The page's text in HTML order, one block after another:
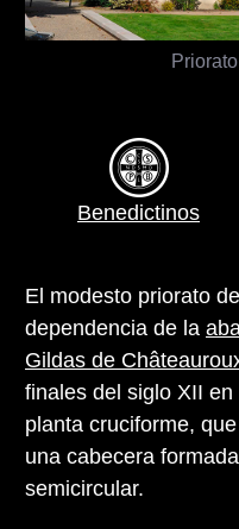
Benedictinos
El modesto priorato
dependencia de la
Gildas de
finales del siglo XII
planta cruciforme,
una cabecera
semicircular.